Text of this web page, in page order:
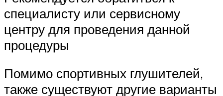
специалисту или сервисному
центру для проведения данной
процедуры
Помимо спортивных глушителей,
также существуют другие варианты